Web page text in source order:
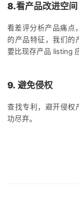
8.看产品改进空间
看差评分析产品痛点
的产品特征，我们的
要比现存产品 listing
9. 避免侵权
查找专利，避开侵权
功尽弃。